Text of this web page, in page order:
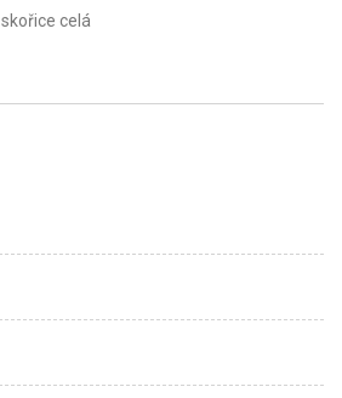
skořice celá